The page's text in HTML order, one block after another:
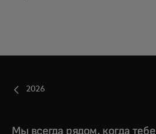
2026
Мы всегда рядом, когда тебе